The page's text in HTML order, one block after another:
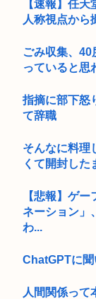
【速報】任
人称視点から
ごみ収集、
っていると思
指摘に部下怒
て辞職
そんなに料理
くて開封した
【悲報】ゲ
ネーション」
わ...
ChatGPTに聞
人間関係って